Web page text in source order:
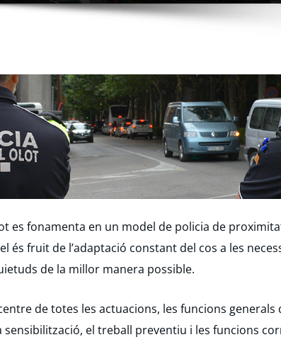
es fonamenta en un model de policia de
és fruit de l’adaptació constant del cos a les
de la millor manera possible.
de totes les actuacions, les funcions generals
sensibilització, el treball preventiu i les funcions